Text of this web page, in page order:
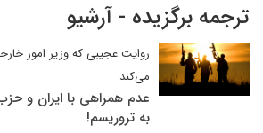
ترجمه برگزیده - آرشیو
روایت عجیبی که وزیر امور
می‌کند
عدم همراهی با ایران و
به تروریسم!